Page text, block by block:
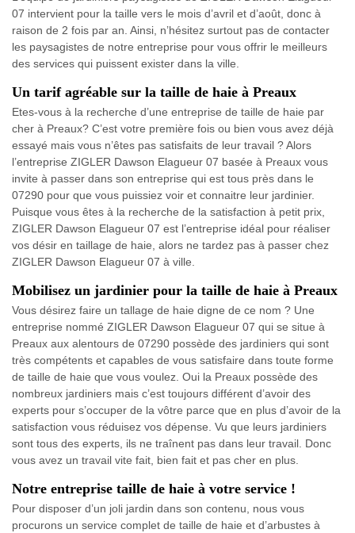
07 intervient pour la taille vers le mois d’avril et d’août, donc à
raison de 2 fois par an. Ainsi, n’hésitez surtout pas de contacter
les paysagistes de notre entreprise pour vous offrir le meilleurs
des services qui puissent exister dans la ville.
Un tarif agréable sur la taille de haie à Preaux
Etes-vous à la recherche d’une entreprise de taille de haie par
cher à Preaux? C’est votre première fois ou bien vous avez déjà
essayé mais vous n’êtes pas satisfaits de leur travail ? Alors
l’entreprise ZIGLER Dawson Elagueur 07 basée à Preaux vous
invite à passer dans son entreprise qui est tous près dans le
07290 pour que vous puissiez voir et connaitre leur jardinier.
Puisque vous êtes à la recherche de la satisfaction à petit prix,
ZIGLER Dawson Elagueur 07 est l’entreprise idéal pour réaliser
vos désir en taillage de haie, alors ne tardez pas à passer chez
ZIGLER Dawson Elagueur 07 à ville.
Mobilisez un jardinier pour la taille de haie à Preaux
Vous désirez faire un tallage de haie digne de ce nom ? Une
entreprise nommé ZIGLER Dawson Elagueur 07 qui se situe à
Preaux aux alentours de 07290 possède des jardiniers qui sont
très compétents et capables de vous satisfaire dans toute forme
de taille de haie que vous voulez. Oui la Preaux possède des
nombreux jardiniers mais c’est toujours différent d’avoir des
experts pour s’occuper de la vôtre parce que en plus d’avoir de la
satisfaction vous réduisez vos dépense. Vu que leurs jardiniers
sont tous des experts, ils ne traînent pas dans leur travail. Donc
vous avez un travail vite fait, bien fait et pas cher en plus.
Notre entreprise taille de haie à votre service !
Pour disposer d’un joli jardin dans son contenu, nous vous
procurons un service complet de taille de haie et d’arbustes à